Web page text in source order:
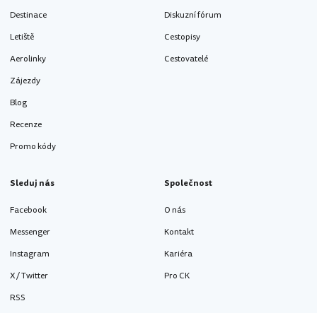
Destinace
Letiště
Aerolinky
Zájezdy
Blog
Recenze
Promo kódy
Diskuzní fórum
Cestopisy
Cestovatelé
Sleduj nás
Facebook
Messenger
Instagram
X / Twitter
RSS
Společnost
O nás
Kontakt
Kariéra
Pro CK